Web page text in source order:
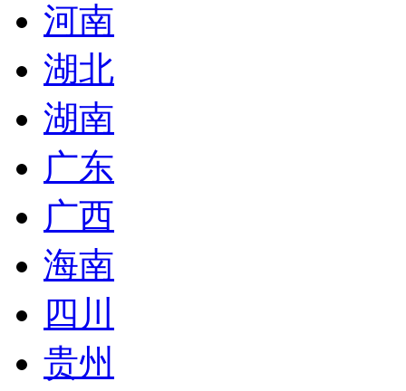
河南
湖北
湖南
广东
广西
海南
四川
贵州